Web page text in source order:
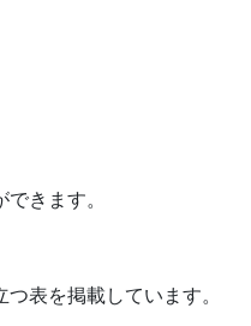
きます。
表を掲載しています。